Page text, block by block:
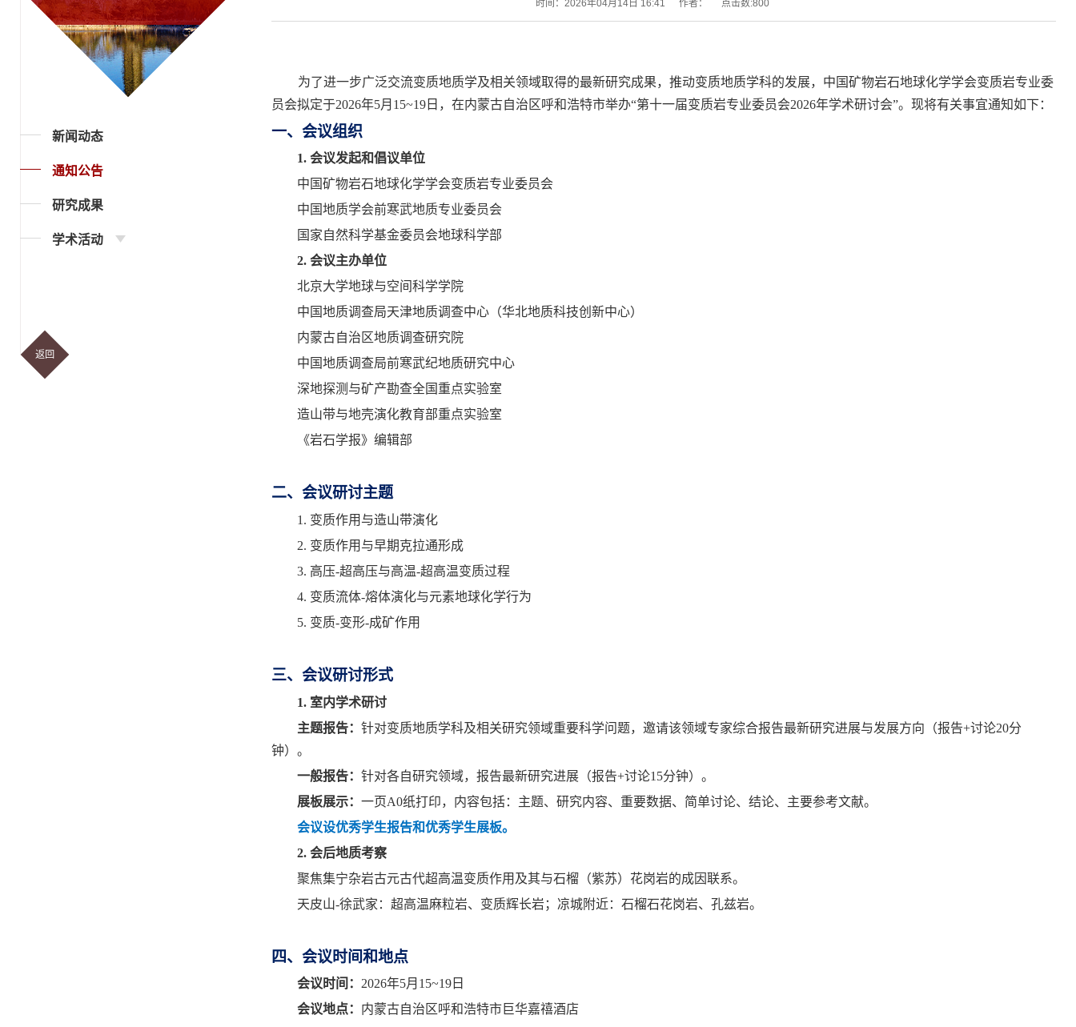
新闻动态
通知公告
研究成果
学术活动
返回
时间：2026年04月14日 16:41 作者： 点击数:800
为了进一步广泛交流变质地质学及相关领域取得的最新研究成果，推动变质地质学科的发展，中国矿物岩石地球化学学会变质岩专业委
员会拟定于2026年5月 15~19日，在内蒙古自治区呼和浩特市举办“第十一届变质岩专业委员会2026年学术研讨会”。现将有关事宜通知如下：
一、会议组织
1. 会议发起和倡议单位
中国矿物岩石地球化学学会变质岩专业委员会
中国地质学会前寒武地质专业委员会
国家自然科学基金委员会地球科学部
2. 会议主办单位
北京大学地球与空间科学学院
中国地质调查局天津地质调查中心（华北地质科技创新中心）
内蒙古自治区地质调查研究院
中国地质调查局前寒武纪地质研究中心
深地探测与矿产勘查全国重点实验室
造山带与地壳演化教育部重点实验室
《岩石学报》编辑部
二、会议研讨主题
1. 变质作用与造山带演化
2. 变质作用与早期克拉通形成
3. 高压-超高压与高温-超高温变质过程
4. 变质流体-熔体演化与元素地球化学行为
5. 变质-变形-成矿作用
三、会议研讨形式
1. 室内学术研讨
主题报告： 针对变质地质学科及相关研究领域重要科学问题，邀请该领域专家综合报告最新研究进展与发展方向（报告+讨论20分
钟）。
一般报告： 针对各自研究领域，报告最新研究进展（报告+讨论15分钟）。
展板展示： 一页A0纸打印，内容包括：主题、研究内容、重要数据、简单讨论、结论、主要参考文献。
会议设优秀学生报告和优秀学生展板。
2. 会后地质考察
聚焦集宁杂岩古元古代超高温变质作用及其与石榴（紫苏）花岗岩的成因联系。
天皮山-徐武家：超高温麻粒岩、变质辉长岩；凉城附近：石榴石花岗岩、孔兹岩。
四、会议时间和地点
会议时间： 2026年5月 15~19日
会议地点： 内蒙古自治区呼和浩特市巨华嘉禧酒店